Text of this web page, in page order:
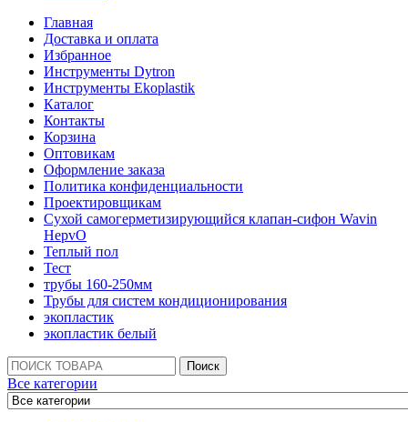
Главная
Доставка и оплата
Избранное
Инструменты Dytron
Инструменты Ekoplastik
Каталог
Контакты
Корзина
Оптовикам
Оформление заказа
Политика конфиденциальности
Проектировщикам
Сухой самогерметизирующийся клапан-сифон Wavin
HepvO
Теплый пол
Тест
трубы 160-250мм
Трубы для систем кондиционирования
экопластик
экопластик белый
Поиск:
Поиск
Все категории